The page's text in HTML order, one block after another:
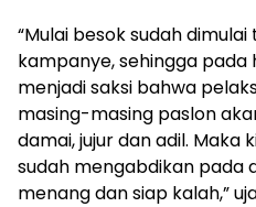
“Mulai besok sudah
kampanye, sehingga pada
menjadi saksi bahwa
masing-masing paslon
damai, jujur dan adil. Maka
sudah mengabdikan pada
menang dan siap kalah,”